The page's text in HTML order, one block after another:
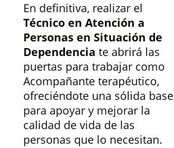
En definitiva, realizar el
Técnico en Atención a
Personas en Situación de
Dependencia te abrirá las
puertas para trabajar como
Acompañante terapéutico,
ofreciéndote una sólida base
para apoyar y mejorar la
calidad de vida de las
personas que lo necesitan.